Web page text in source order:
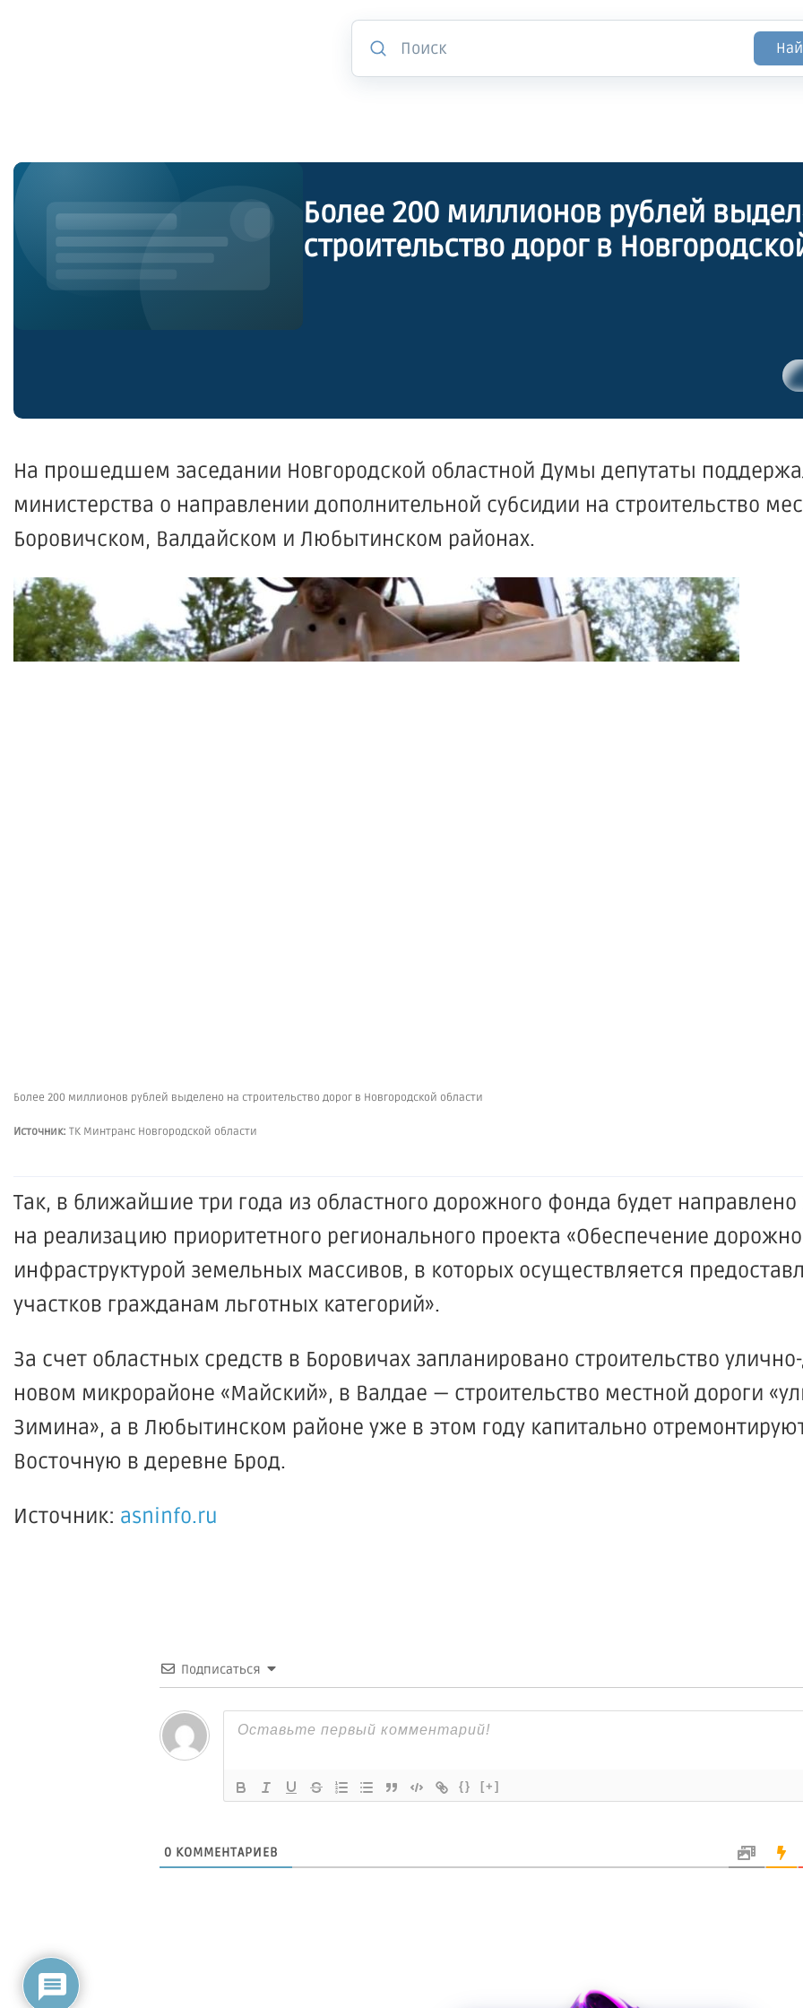
Более 200 миллионов рублей
строительство дорог в
На прошедшем заседании Новгородской областной Думы депутаты
министерства о направлении дополнительной субсидии на строительство
Боровичском, Валдайском и Любытинском районах.
Более 200 миллионов рублей выделено на строительство дорог в Новгородской области
Источник: ТК Минтранс Новгородской области
Так, в ближайшие три года из областного дорожного фонда будет направлено
на реализацию приоритетного регионального проекта «Обеспечение
инфраструктурой земельных массивов, в которых осуществляется
участков гражданам льготных категорий».
За счет областных средств в Боровичах запланировано строительство
новом микрорайоне «Майский», в Валдае — строительство местной дороги
Зимина», а в Любытинском районе уже в этом году капитально
Восточную в деревне Брод.
Источник: asninfo.ru
Подписаться
{} [+]
0 КОММЕНТАРИЕВ